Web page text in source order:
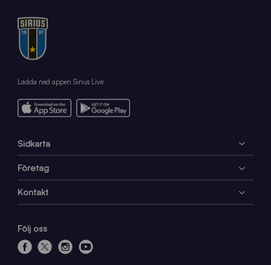
Ladda ned appen Sirius Live
Sidkarta
Företag
Kontakt
Följ oss
f
x
i
y